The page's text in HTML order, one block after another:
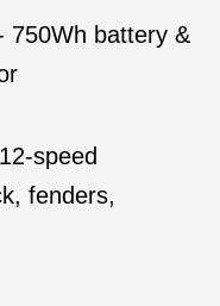
750Wh battery &
speed
fenders,